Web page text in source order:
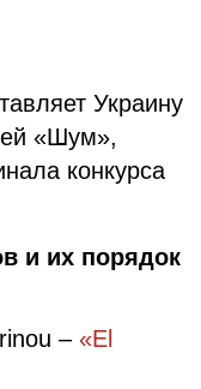
Украину
«Шум»,
конкурса
и их порядок
– «El